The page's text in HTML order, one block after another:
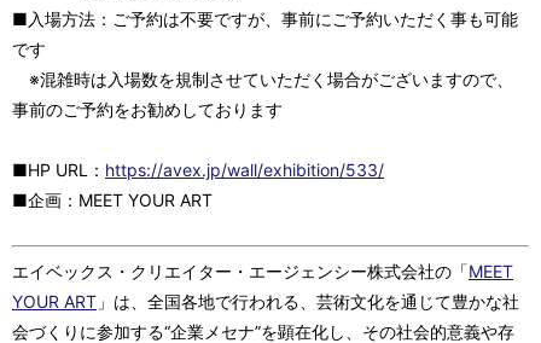
■入場方法：ご予約は不要ですが、事前にご予約いただく事も可能
です
※混雑時は入場数を規制させていただく場合がございますので、
事前のご予約をお勧めしております
■HP URL： https://avex.jp/wall/exhibition/533/
■企画：MEET YOUR ART
エイベックス・クリエイター・エージェンシー株式会社の「MEET
YOUR ART 」は、全国各地で行われる、芸術文化を通じて豊かな社
会づくりに参加する“企業メセナ”を顕在化し、その社会的意義や存